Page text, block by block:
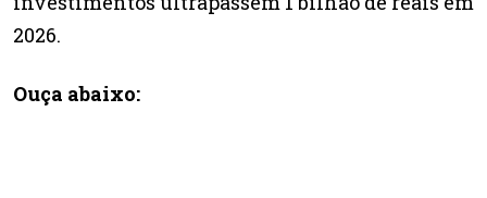
2026.
Ouça abaixo: